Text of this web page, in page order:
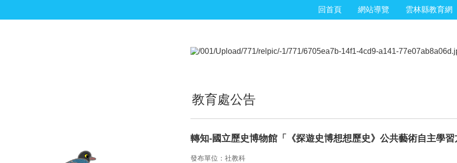
回首頁 網站導覽 雲林縣教育網
教育處公告
轉知-國立歷史博物館「《探遊史博想想歷史》公共藝術自主學
發布單位：社教科